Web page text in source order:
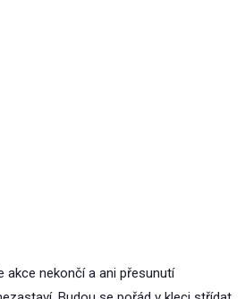
akce nekončí a ani přesunutí